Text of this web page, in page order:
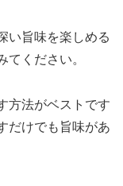
い旨味を楽しめる
ください。
方法がベストです
だけでも旨味があ